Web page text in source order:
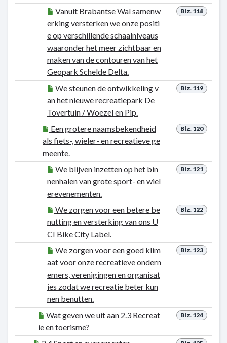
Blz. 118
Vanuit Brabantse Wal samenw
erking versterken we onze positi
e op verschillende schaalniveaus
waaronder het meer zichtbaar en
maken van de contouren van het
Geopark Schelde Delta.
Blz. 119
We steunen de ontwikkeling v
an het nieuwe recreatiepark De
Tovertuin / Woezel en Pip.
Blz. 120
Een grotere naamsbekendheid
als fiets-, wieler- en recreatieve ge
meente.
Blz. 121
We blijven inzetten op het bin
nenhalen van grote sport- en wiel
erevenementen.
Blz. 122
We zorgen voor een betere be
nutting en versterking van ons U
CI Bike City Label.
Blz. 123
We zorgen voor een goed klim
aat voor onze recreatieve ondern
emers, verenigingen en organisat
ies zodat we recreatie beter kun
nen benutten.
Blz. 124
Wat geven we uit aan 2.3 Recreat
ie en toerisme?